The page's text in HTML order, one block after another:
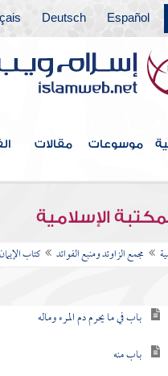
Español
Deutsch
موسوعات مقالات
الإسلامية
مجمع الزاوئد ومنبع الفوائد كتاب الإيمان
الكتاب
الكتاب
الإيمان
باب في ما يحرم دم المرء وماله
باب منه